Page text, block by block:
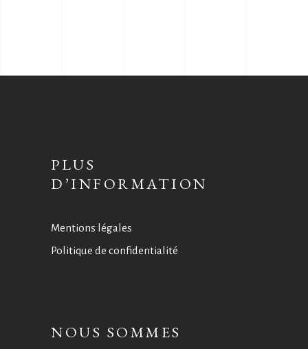
PLUS
D’INFORMATION
Mentions légales
Politique de confidentialité
NOUS SOMMES